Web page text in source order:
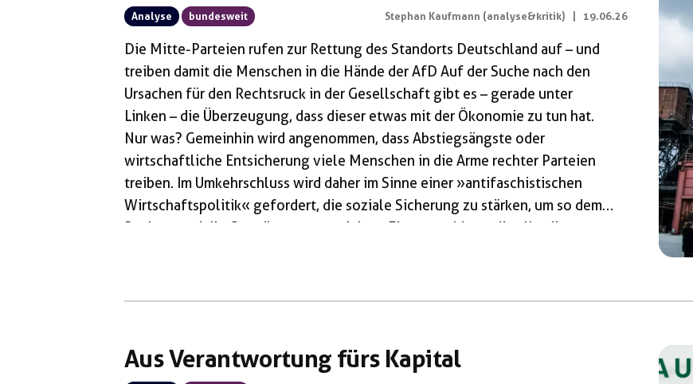
Analyse bundesweit Stephan Kaufmann (analyse&kritik) 19.06.26
Die Mitte-Parteien rufen zur Rettung des Standorts Deutschland auf – und
treiben damit die Menschen in die Hände der AfD Auf der Suche nach den
Ursachen für den Rechtsruck in der Gesellschaft gibt es – gerade unter
Linken – die Überzeugung, dass dieser etwas mit der Ökonomie zu tun hat.
Nur was? Gemeinhin wird angenommen, dass Abstiegsängste oder
wirtschaftliche Entsicherung viele Menschen in die Arme rechter Parteien
treiben. Im Umkehrschluss wird daher im Sinne einer »antifaschistischen
Wirtschaftspolitik« gefordert, die soziale Sicherung zu stärken, um so dem
Rechtstrend die Grundlage zu entziehen. Eine gute Idee – die allerdings
Aus Verantwortung fürs Kapital